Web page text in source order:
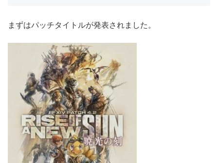
まずはパッチタイトルが発表されました。